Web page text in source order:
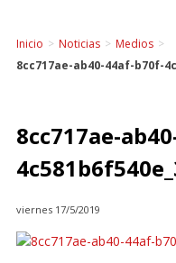
Inicio > Noticias > Medios >
8cc717ae-ab40-44af-b70f-
8cc717ae-
viernes 17/5/2019